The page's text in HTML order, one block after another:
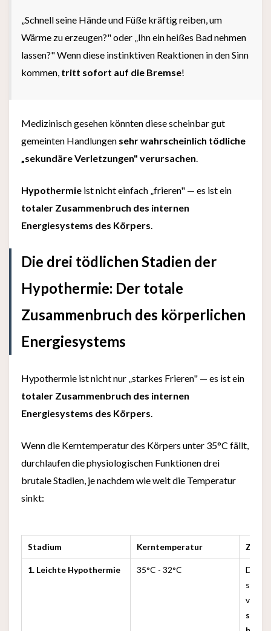
„Schnell seine Hände und Füße kräftig reiben, um
Wärme zu erzeugen?" oder „Ihn ein heißes Bad nehmen
lassen?" Wenn diese instinktiven Reaktionen in den Sinn
kommen, tritt sofort auf die Bremse!
Medizinisch gesehen könnten diese scheinbar gut
gemeinten Handlungen sehr wahrscheinlich tödliche
„sekundäre Verletzungen" verursachen.
Hypothermie ist nicht einfach „frieren" — es ist ein
totaler Zusammenbruch des internen
Energiesystems des Körpers.
Die drei tödlichen Stadien der
Hypothermie: Der totale
Zusammenbruch des körperlichen
Energiesystems
Hypothermie ist nicht nur „starkes Frieren" — es ist ein
totaler Zusammenbruch des internen
Energiesystems des Körpers.
Wenn die Kerntemperatur des Körpers unter 35°C fällt,
durchlaufen die physiologischen Funktionen drei
brutale Stadien, je nachdem wie weit die Temperatur
sinkt:
Stadium Kerntemperatur
1. Leichte Hypothermie 35°C - 32°C
Der
starke